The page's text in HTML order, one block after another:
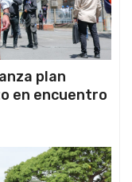
plan
en encuentro